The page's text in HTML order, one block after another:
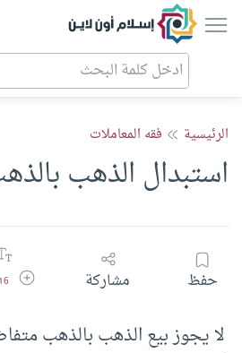
إسلام أون لاين
الرئيسية فقه المعاملات
استبدال الذهب
حفظ مشاركة زيادة16
لا يجوز بيع الذهب بالذهب